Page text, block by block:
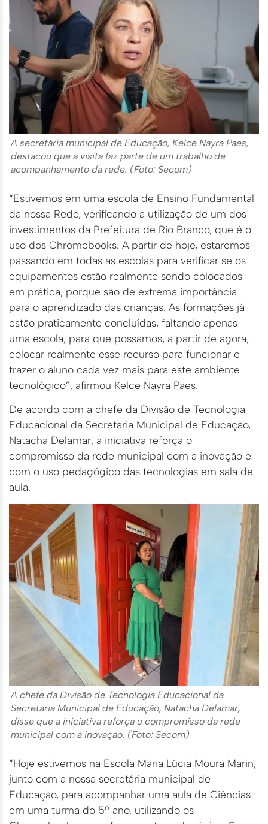
A secretária municipal de Educação, Kelce Nayra Paes,
destacou que a visita faz parte de um trabalho de
acompanhamento da rede. (Foto: Secom)
“Estivemos em uma escola de Ensino Fundamental
da nossa Rede, verificando a utilização de um dos
investimentos da Prefeitura de Rio Branco, que é o
uso dos Chromebooks. A partir de hoje, estaremos
passando em todas as escolas para verificar se os
equipamentos estão realmente sendo colocados
em prática, porque são de extrema importância
para o aprendizado das crianças. As formações já
estão praticamente concluídas, faltando apenas
uma escola, para que possamos, a partir de agora,
colocar realmente esse recurso para funcionar e
trazer o aluno cada vez mais para este ambiente
tecnológico”, afirmou Kelce Nayra Paes.
De acordo com a chefe da Divisão de Tecnologia
Educacional da Secretaria Municipal de Educação,
Natacha Delamar, a iniciativa reforça o
compromisso da rede municipal com a inovação e
com o uso pedagógico das tecnologias em sala de
aula.
A chefe da Divisão de Tecnologia Educacional da
Secretaria Municipal de Educação, Natacha Delamar,
disse que a iniciativa reforça o compromisso da rede
municipal com a inovação. (Foto: Secom)
“Hoje estivemos na Escola Maria Lúcia Moura Marin,
junto com a nossa secretária municipal de
Educação, para acompanhar uma aula de Ciências
em uma turma do 5º ano, utilizando os